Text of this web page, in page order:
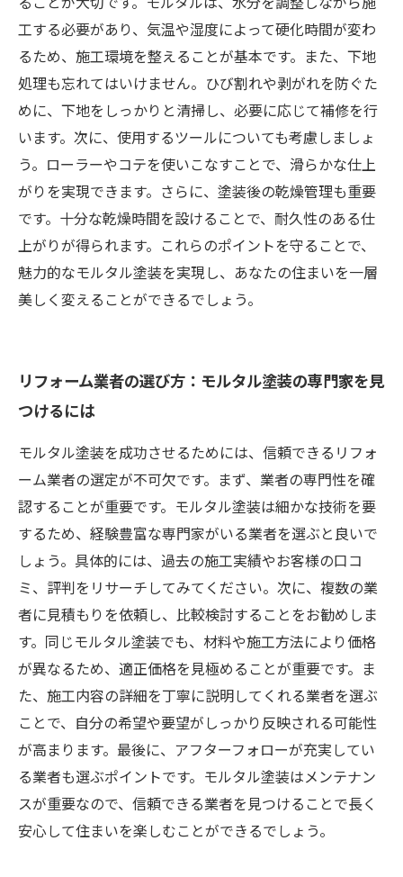
工する必要があり、気温や湿度によって硬化時間が変わ
るため、施工環境を整えることが基本です。また、下地
処理も忘れてはいけません。ひび割れや剥がれを防ぐた
めに、下地をしっかりと清掃し、必要に応じて補修を行
います。次に、使用するツールについても考慮しましょ
う。ローラーやコテを使いこなすことで、滑らかな仕上
がりを実現できます。さらに、塗装後の乾燥管理も重要
です。十分な乾燥時間を設けることで、耐久性のある仕
上がりが得られます。これらのポイントを守ることで、
魅力的なモルタル塗装を実現し、あなたの住まいを一層
美しく変えることができるでしょう。
リフォーム業者の選び方：モルタル塗装の専門家を見
つけるには
モルタル塗装を成功させるためには、信頼できるリフォ
ーム業者の選定が不可欠です。まず、業者の専門性を確
認することが重要です。モルタル塗装は細かな技術を要
するため、経験豊富な専門家がいる業者を選ぶと良いで
しょう。具体的には、過去の施工実績やお客様の口コ
ミ、評判をリサーチしてみてください。次に、複数の業
者に見積もりを依頼し、比較検討することをお勧めしま
す。同じモルタル塗装でも、材料や施工方法により価格
が異なるため、適正価格を見極めることが重要です。ま
た、施工内容の詳細を丁寧に説明してくれる業者を選ぶ
ことで、自分の希望や要望がしっかり反映される可能性
が高まります。最後に、アフターフォローが充実してい
る業者も選ぶポイントです。モルタル塗装はメンテナン
スが重要なので、信頼できる業者を見つけることで長く
安心して住まいを楽しむことができるでしょう。